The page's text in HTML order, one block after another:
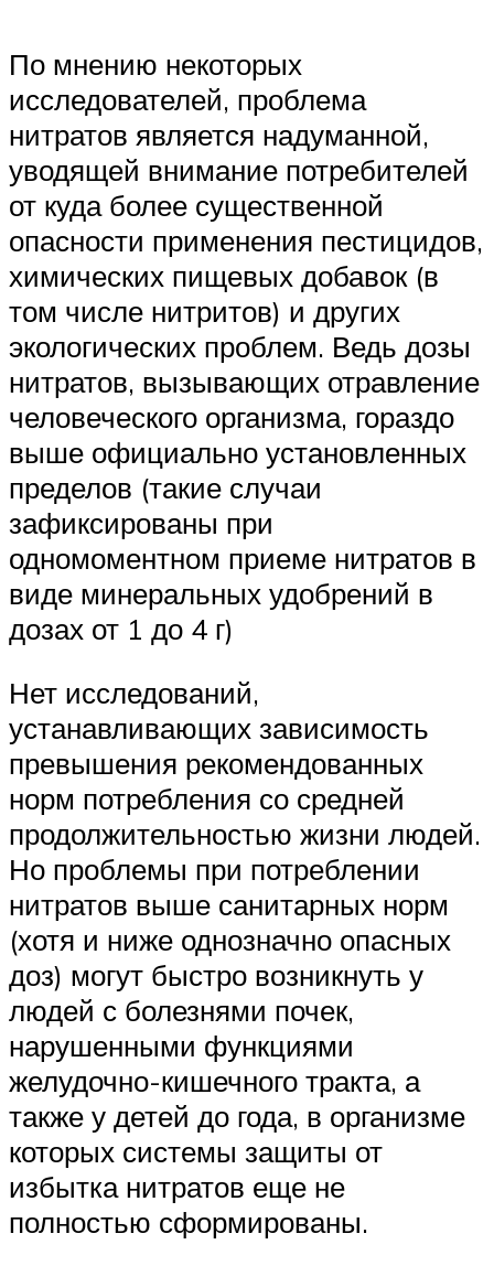
По мнению некоторых
исследователей, проблема
нитратов является надуманной,
уводящей внимание потребителей
от куда более существенной
опасности применения пестицидов,
химических пищевых добавок (в
том числе нитритов) и других
экологических проблем. Ведь дозы
нитратов, вызывающих отравление
человеческого организма, гораздо
выше официально установленных
пределов (такие случаи
зафиксированы при
одномоментном приеме нитратов в
виде минеральных удобрений в
дозах от 1 до 4 г)
Нет исследований,
устанавливающих зависимость
превышения рекомендованных
норм потребления со средней
продолжительностью жизни людей.
Но проблемы при потреблении
нитратов выше санитарных норм
(хотя и ниже однозначно опасных
доз) могут быстро возникнуть у
людей с болезнями почек,
нарушенными функциями
желудочно-кишечного тракта, а
также у детей до года, в организме
которых системы защиты от
избытка нитратов еще не
полностью сформированы.